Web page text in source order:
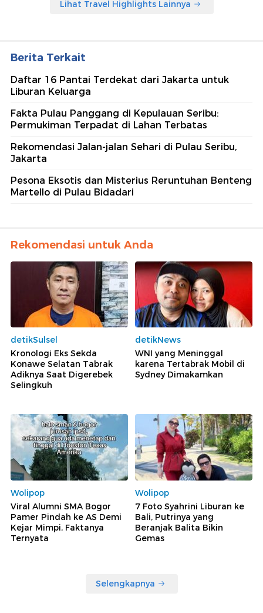
Lihat Travel Highlights Lainnya
Berita Terkait
Daftar 16 Pantai Terdekat dari Jakarta untuk
Liburan Keluarga
Fakta Pulau Panggang di Kepulauan Seribu:
Permukiman Terpadat di Lahan Terbatas
Rekomendasi Jalan-jalan Sehari di Pulau Seribu,
Jakarta
Pesona Eksotis dan Misterius Reruntuhan Benteng
Martello di Pulau Bidadari
Rekomendasi untuk Anda
detikSulsel
Kronologi Eks Sekda
Konawe Selatan Tabrak
Adiknya Saat Digerebek
Selingkuh
detikNews
WNI yang Meninggal
karena Tertabrak Mobil di
Sydney Dimakamkan
Wolipop
Viral Alumni SMA Bogor
Pamer Pindah ke AS Demi
Kejar Mimpi, Faktanya
Ternyata
Wolipop
7 Foto Syahrini Liburan ke
Bali, Putrinya yang
Beranjak Balita Bikin
Gemas
Selengkapnya